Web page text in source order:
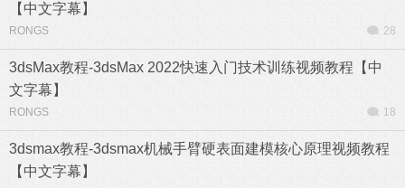
【中文字幕】
RONGS 28
3dsMax教程-3dsMax 2022快速入门技术训练视频教程【中
文字幕】
RONGS 18
3dsmax教程-3dsmax机械手臂硬表面建模核心原理视频教程
【中文字幕】